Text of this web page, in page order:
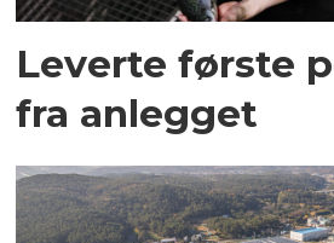
Leverte første
fra anlegget